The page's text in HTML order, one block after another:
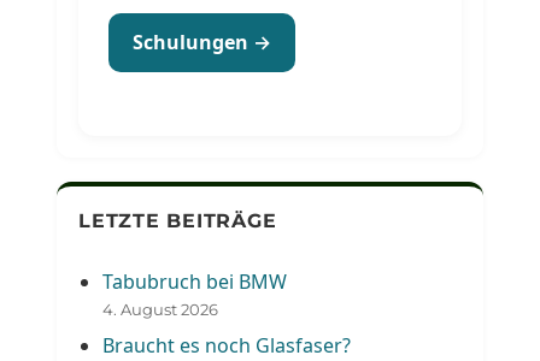
Schulungen →
LETZTE BEITRÄGE
Tabubruch bei BMW
4. August 2026
Braucht es noch Glasfaser?